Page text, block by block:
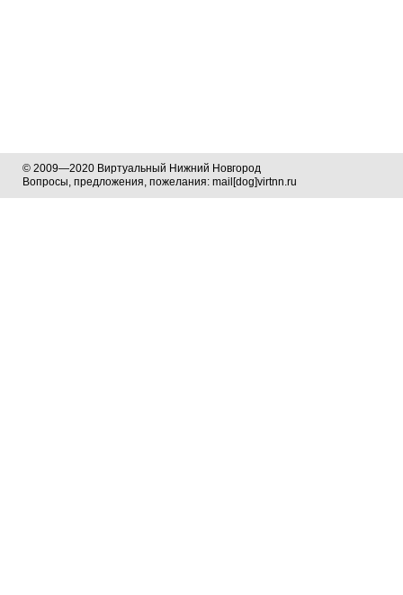
© 2009—2020 Виртуальный Нижний Новгород
Вопросы, предложения, пожелания: mail[dog]virtnn.ru